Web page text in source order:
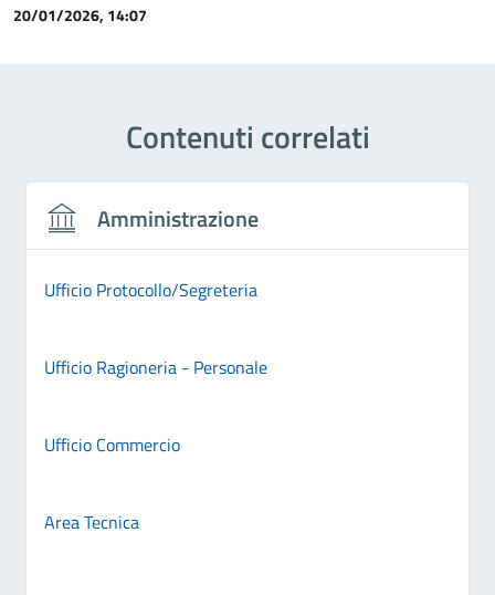
20/01/2026, 14:07
Contenuti correlati
Amministrazione
Ufficio Protocollo/Segreteria
Ufficio Ragioneria - Personale
Ufficio Commercio
Area Tecnica